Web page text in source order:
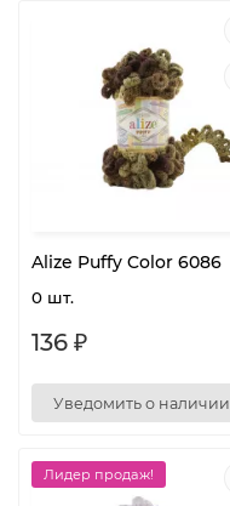
Alize Puffy Color 6086
0 шт.
136 ₽
Уведомить о наличии
Лидер продаж!